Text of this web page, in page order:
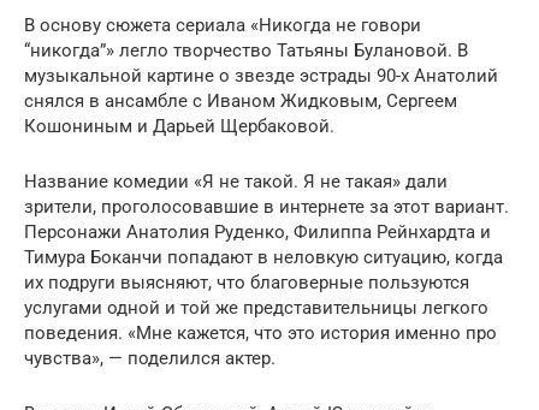
В основу сюжета сериала «Никогда не говори
“никогда”» легло творчество Татьяны Булановой. В
музыкальной картине о звезде эстрады 90-х Анатолий
снялся в ансамбле с Иваном Жидковым, Сергеем
Кошониным и Дарьей Щербаковой.
Название комедии «Я не такой. Я не такая» дали
зрители, проголосовавшие в интернете за этот вариант.
Персонажи Анатолия Руденко, Филиппа Рейнхардта и
Тимура Боканчи попадают в неловкую ситуацию, когда
их подруги выясняют, что благоверные пользуются
услугами одной и той же представительницы легкого
поведения. «Мне кажется, что это история именно про
чувства», — поделился актер.